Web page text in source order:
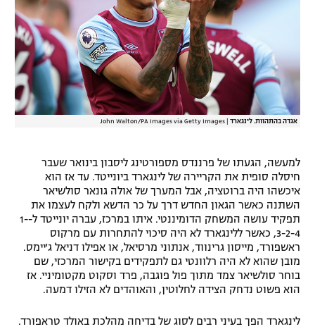
אגדה בהתהוות. לינגארד John Walton/PA Images via Getty Images
למעשה, הגעתו של פרננדס מספורטינג ליסבון בינואר שעבר
חיסלה סופית את הקריירה של לינגארד ביונייטד. עד אז הוא
איכשהו היה ברוטציה, אבל המערך של אולה גונאר סולשיאר
השתנה כאשר הגאון החדש דרך על כר הדשא ולקח לעצמו את
תפקיד עושה המשחק הדומיננטי. איתו במרכז, עברה יונייטד ל-1-
3-2-4, כאשר ללינגארד לא היה סיכוי להתחרות עם מרקוס
ראשפורד, מייסון גרינווד, אנתוני מרסיאל, או אפילו דניאל ג'יימס.
מובן שהוא לא היה רלוונטי גם לתפקידים בקישור המרכזי, שם
בוחר סולשיאר צמד מתוך פול פוגבה, פרד וסקוט מקטומיניי. אז
הוא פשוט נדחק הצידה לחלוטין, והאוהדים לא הזילו דמעה.
לינגארד הפך בעיני רבים לסוג של בדיחה מהלכת באולד טראפורד.